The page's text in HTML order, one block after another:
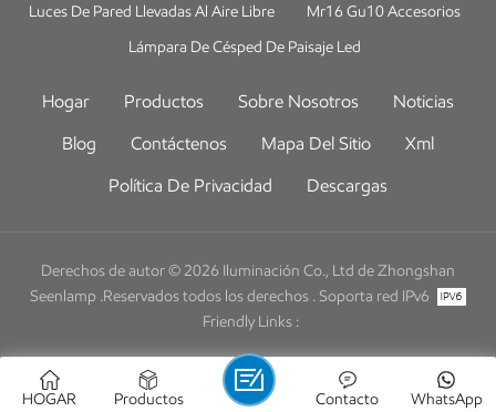
Luces De Pared Llevadas Al Aire Libre
Mr16 Gu10 Accesorios
Lámpara De Césped De Paisaje Led
Hogar Productos Sobre Nosotros
Noticias
Blog
Contáctenos Mapa Del Sitio
Xml
Política De Privacidad
Descargas
Derechos de autor © 2026 Iluminación Co., Ltd de Zhongshan
Seenlamp .Reservados todos los derechos . Soporta red IPv6
Friendly Links :
HOGAR Productos WhatsApp
Contacto